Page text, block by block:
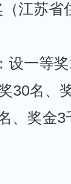
江苏省
设一等
30名、
、奖金3